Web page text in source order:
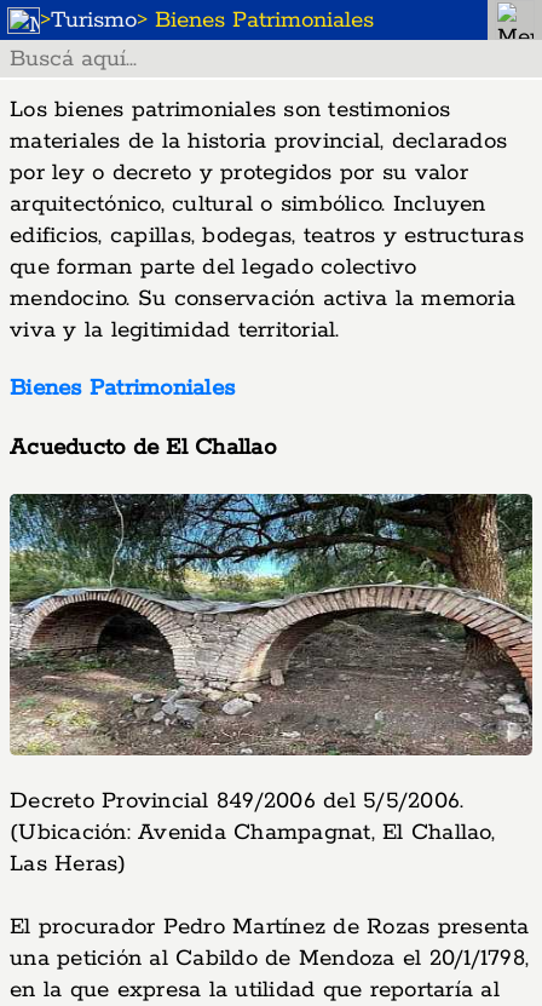
>Turismo> Bienes Patrimoniales
Los bienes patrimoniales son testimonios
materiales de la historia provincial, declarados
por ley o decreto y protegidos por su valor
arquitectónico, cultural o simbólico. Incluyen
edificios, capillas, bodegas, teatros y estructuras
que forman parte del legado colectivo
mendocino. Su conservación activa la memoria
viva y la legitimidad territorial.
Bienes Patrimoniales
Acueducto de El Challao
Decreto Provincial 849/2006 del 5/5/2006.
(Ubicación: Avenida Champagnat, El Challao,
Las Heras)
El procurador Pedro Martínez de Rozas presenta
una petición al Cabildo de Mendoza el 20/1/1798,
en la que expresa la utilidad que reportaría al